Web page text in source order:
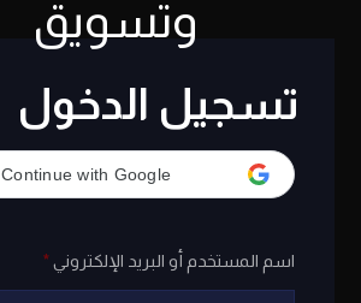
تسجيل الدخول
Continue with Google
اسم المستخدم أو البريد الإلكتروني*